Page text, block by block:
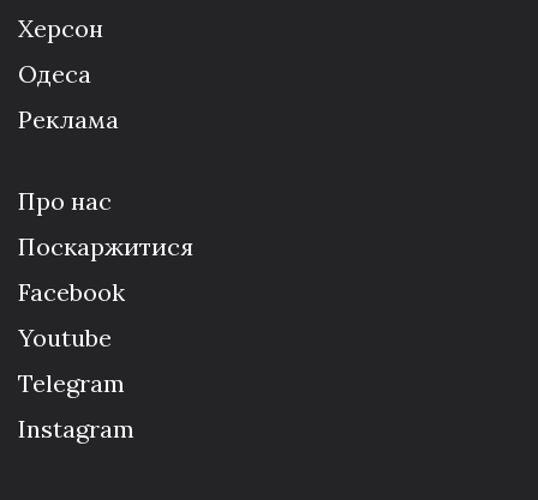
Херсон
Одеса
Реклама
Про нас
Поскаржитися
Facebook
Youtube
Telegram
Instagram